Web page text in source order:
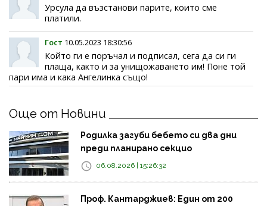
Урсула да възстанови парите, които сме
платили.
Гост 10.05.2023 18:30:56
Който ги е поръчал и подписал, сега да си ги
плаща, както и за унищожаването им! Поне той
пари има и кака Ангелинка също!
Още от Новини
Родилка загуби бебето си два дни
преди планирано секцио
06.08.2026 | 15:26:32
Проф. Кантарджиев: Един от 200